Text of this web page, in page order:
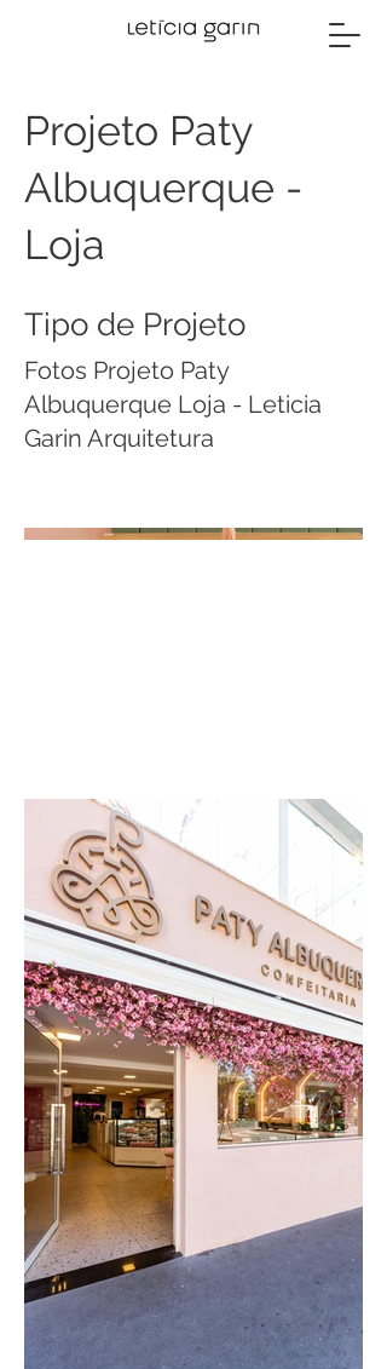
Projeto Paty
Albuquerque -
Loja
Tipo de Projeto
Fotos Projeto Paty
Albuquerque Loja - Leticia
Garin Arquitetura